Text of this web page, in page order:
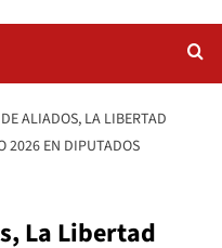
ALIADOS, LA LIBERTAD
2026 EN DIPUTADOS
La Libertad